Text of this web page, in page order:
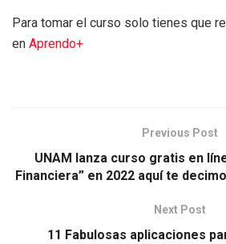
Para tomar el curso solo tienes que
en Aprendo+
Previous Post
UNAM lanza curso gratis en
Financiera” en 2022 aquí te
Next Post
11 Fabulosas aplicaciones